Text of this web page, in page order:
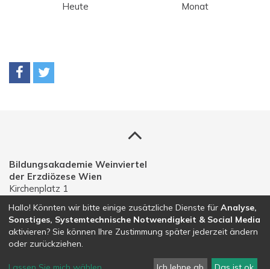
Heute Monat
Bildungsakademie Weinviertel
der Erzdiözese Wien
Kirchenplatz 1
Telefon: 02574 30203
E-Mail:bildungsakademie.weinviertel@edw.or.at
Hallo! Könnten wir bitte einige zusätzliche Dienste für Analyse,
Sonstiges, Systemtechnische Notwendigkeit & Social Media
aktivieren? Sie können Ihre Zustimmung später jederzeit ändern
oder zurückziehen.